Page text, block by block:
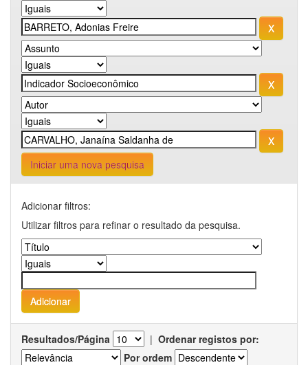
Iniciar uma nova pesquisa
Adicionar filtros:
Utilizar filtros para refinar o resultado da pesquisa.
Resultados/Página | Ordenar registos por:
Por ordem